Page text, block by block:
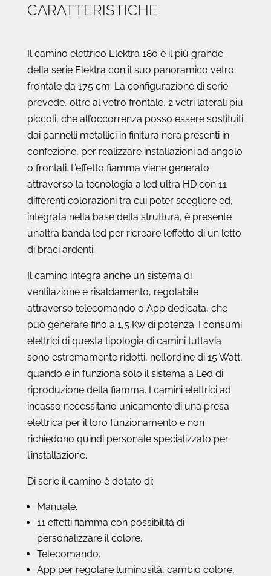
CARATTERISTICHE
Il camino elettrico Elektra 180 è il più grande
della serie Elektra con il suo panoramico vetro
frontale da 175 cm. La configurazione di serie
prevede, oltre al vetro frontale, 2 vetri laterali più
piccoli, che all’occorrenza posso essere sostituiti
dai pannelli metallici in finitura nera presenti in
confezione, per realizzare installazioni ad angolo
o frontali. L’effetto fiamma viene generato
attraverso la tecnologia a led ultra HD con 11
differenti colorazioni tra cui poter scegliere ed,
integrata nella base della struttura, è presente
un’altra banda led per ricreare l’effetto di un letto
di braci ardenti.
Il camino integra anche un sistema di
ventilazione e risaldamento, regolabile
attraverso telecomando o App dedicata, che
può generare fino a 1,5 Kw di potenza. I consumi
elettrici di questa tipologia di camini tuttavia
sono estremamente ridotti, nell’ordine di 15 Watt,
quando è in funziona solo il sistema a Led di
riproduzione della fiamma. I camini elettrici ad
incasso necessitano unicamente di una presa
elettrica per il loro funzionamento e non
richiedono quindi personale specializzato per
l’installazione.
Di serie il camino è dotato di:
Manuale.
11 effetti fiamma con possibilità di
personalizzare il colore.
Telecomando.
App per regolare luminosità, cambio colore,